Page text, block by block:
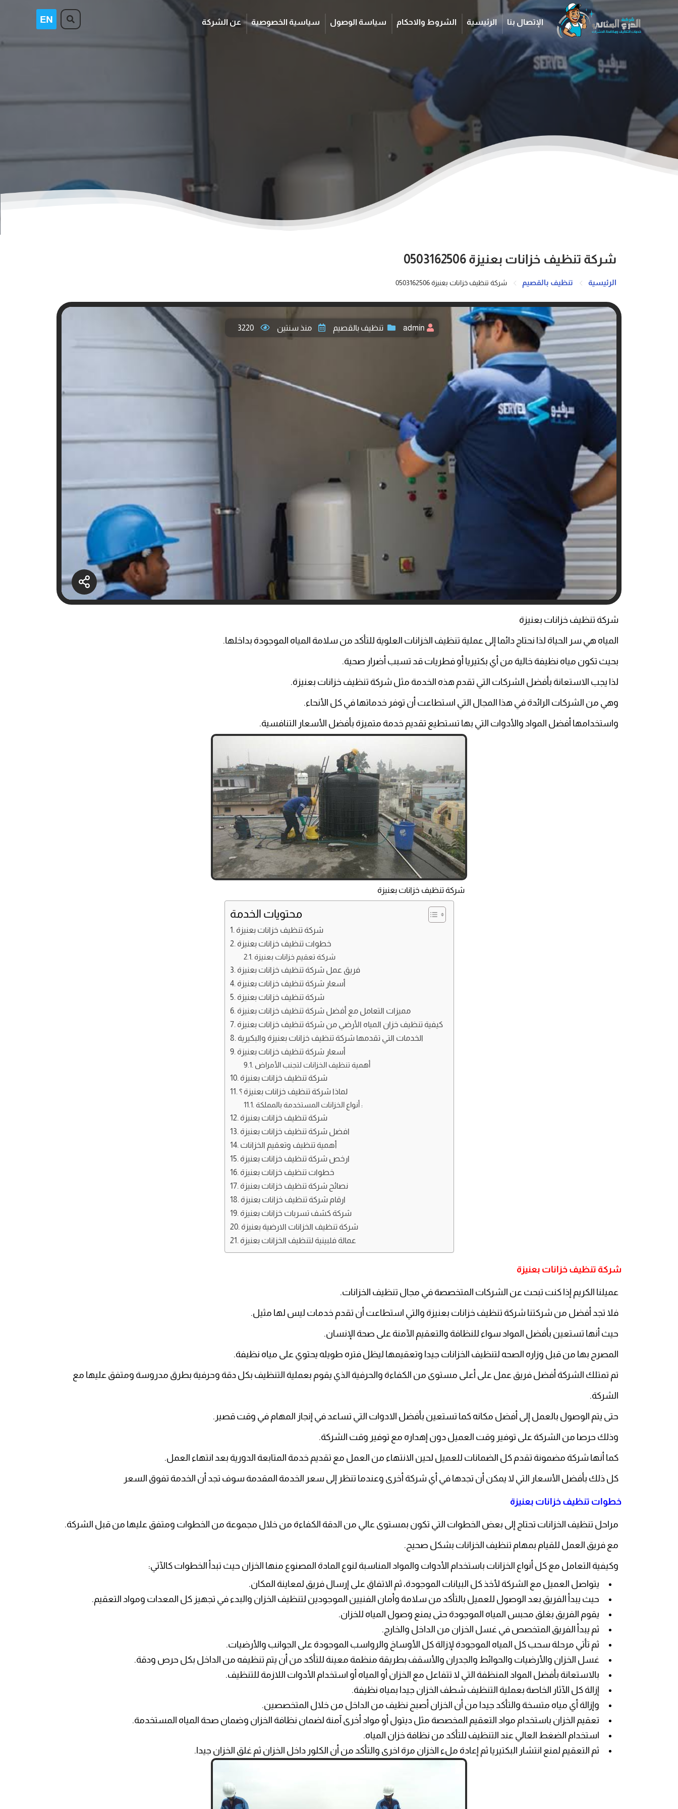
الإتصال بنا الرئيسية الشروط والاحكام سياسة الوصول سياسية الخصوصية عن الشركة
شركة تنظيف خزانات بعنيزة 0503162506
الرئيسية تنظيف بالقصيم شركة تنظيف خزانات بعنيزة 0503162506
admin تنظيف بالقصيم منذ سنتين
شركة تنظيف خزانات بعنيزة
المياه هي سر الحياة لذا نحتاج دائما إلى عملية تنظيف الخزانات العلوية للتأكد من سلامة المياه الموجودة بداخلها.
بحيث تكون مياه نظيفة خالية من أي بكتيريا أو فطريات قد تسبب أضرار صحية.
لذا يجب الاستعانة بأفضل الشركات التي تقدم هذه الخدمة مثل شركة تنظيف خزانات بعنيزة.
وهي من الشركات الرائدة في هذا المجال التي استطاعت أن توفر خدماتها في كل الأنحاء.
واستخدامها أفضل المواد والأدوات التي بها تستطيع تقديم خدمة متميزة بأفضل الأسعار التنافسية.
شركة تنظيف خزانات بعنيزة
محتويات الخدمة
شركة تنظيف خزانات بعنيزة
خطوات تنظيف خزانات بعنيزة
شركة تعقيم خزانات بعنيزة
فريق عمل شركة تنظيف خزانات بعنيزة
أسعار شركة تنظيف خزانات بعنيزة
شركة تنظيف خزانات بعنيزة
مميزات التعامل مع أفضل شركة تنظيف خزانات بعنيزة
كيفية تنظيف خزان المياه الأرضي من شركة تنظيف خزانات بعنيزة
الخدمات التي تقدمها شركة تنظيف خزانات بعنيزة والبكيرية
أسعار شركة تنظيف خزانات بعنيزة
أهمية تنظيف الخزانات لتجنب الأمراض
شركة تنظيف خزانات بعنيزة
لماذا شركة تنظيف خزانات بعنيزة ؟
أنواع الخزانات المستخدمة بالمملكة :
شركة تنظيف خزانات بعنيزة
افضل شركة تنظيف خزانات بعنيزة
أهمية تنظيف وتعقيم الخزانات
نصائح شركة تنظيف خزانات بعنيزة
ارقام شركة تنظيف خزانات بعنيزة
شركة كشف تسربات خزانات بعنيزة
شركة تنظيف الخزانات الارضية بعنيزة
شركة تنظيف خزانات بعنيزة
عميلنا الكريم إذا كنت تبحث عن الشركات المتخصصة في مجال تنظيف الخزانات.
فلا تجد أفضل من شركتنا شركة تنظيف خزانات بعنيزة والتي استطاعت أن تقدم خدمات ليس لها مثيل.
حيث أنها تستعين بأفضل المواد سواء للنظافة والتعقيم الآمنة على صحة الإنسان.
المصرح بها من قبل وزاره الصحه لتنظيف الخزانات جيدا وتعقيمها ليظل فتره طويله يحتوي على مياه نظيفة.
تم تمتلك الشركة أفضل فريق عمل على أعلى مستوى من الكفاءة والحرفية الذي يقوم بعملية التنظيف بكل دقة وحرفية بطرق مدروسة ومتفق عليها مع
الشركة.
حتى يتم الوصول بالعمل إلى أفضل مكانه كما تستعين بأفضل الادوات التي تساعد في إنجاز المهام في وقت قصير.
وذلك حرصا من الشركة على توفير وقت العميل دون إهداره مع توفير وقت الشركة.
كما أنها شركة مضمونة تقدم كل الضمانات للعميل لحين الانتهاء من العمل مع تقديم خدمة المتابعة الدورية بعد انتهاء العمل.
كل ذلك بأفضل الأسعار التي لا يمكن أن تجدها في أي شركة أخرى وعندما تنظر إلى سعر الخدمة المقدمة سوف تجد أن الخدمة تفوق السعر
خطوات تنظيف خزانات بعنيزة
مراحل تنظيف الخزانات تحتاج إلى بعض الخطوات التي تكون بمستوى عالي من الدقة الكفاءة من خلال مجموعة من الخطوات ومتفق عليها من قبل الشركة.
مع فريق العمل للقيام بمهام تنظيف الخزانات بشكل صحيح.
وكيفية التعامل مع كل أنواع الخزانات باستخدام الأدوات والمواد المناسبة لنوع المادة المصنوع منها الخزان حيث تبدأ الخطوات كالآتي:
يتواصل العميل مع الشركة لأخذ كل البيانات الموجودة، ثم الاتفاق على إرسال فريق لمعاينة المكان.
حيث يبدأ الفريق بعد الوصول للعميل بالتأكد من سلامة وأمان الفنيين الموجودين لتنظيف الخزان والبدء في تجهيز كل المعدات ومواد التعقيم.
يقوم الفريق بغلق محبس المياه الموجودة حتى يمنع وصول المياه للخزان.
ثم يبدأ الفريق المتخصص في غسل الخزان من الداخل والخارج.
ثم تأتي مرحلة سحب كل المياه الموجودة لإزالة كل الأوساخ والرواسب الموجودة على الجوانب والأرضيات.
غسل الخزان والأرضيات والحوائط والجدران والأسقف بطريقة منظمة معينة للتأكد من أن يتم تنظيفه من الداخل بكل حرص ودقة.
بالاستعانة بأفضل المواد المنظفة التي لا تتفاعل مع الخزان أو المياه أو استخدام الأدوات اللازمة للتنظيف.
إزالة كل الآثار الخاصة بعملية التنظيف شطف الخزان جيدا بمياه نظيفة.
وإزالة أي مياه متسخة والتأكد جيدا من أن الخزان أصبح نظيف من الداخل من خلال المتخصصين.
تعقيم الخزان باستخدام مواد التعقيم المخصصة مثل ديتول أو مواد أخرى آمنة لضمان نظافة الخزان وضمان صحة المياه المستخدمة.
استخدام الضغط العالي عند التنظيف للتأكد من نظافة خزان المياه.
ثم التعقيم لمنع انتشار البكتيريا ثم إعادة ملء الخزان مرة اخرى والتأكد من أن الكلور داخل الخزان ثم غلق الخزان جيدا.